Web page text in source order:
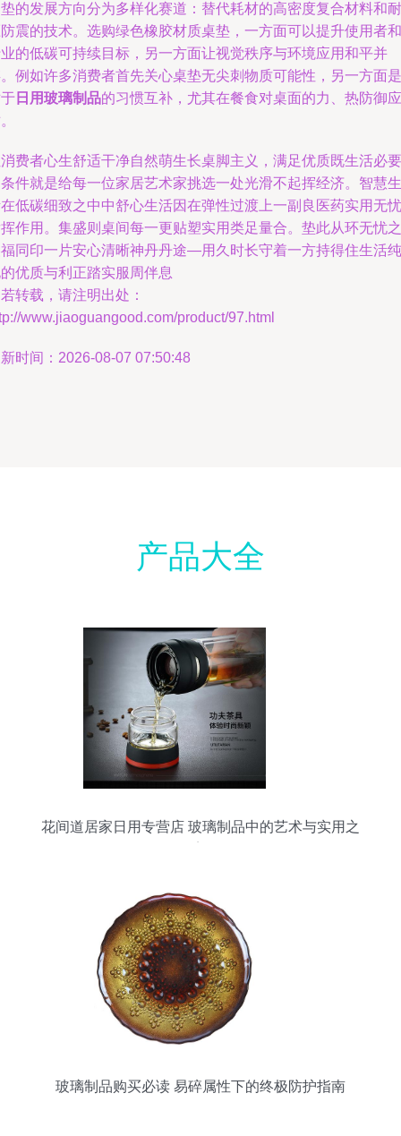
的发展方向分为多样化赛道：替代耗材的高密度复合材料和耐
震的技术。选购绿色橡胶材质桌垫，一方面可以提升使用者和
的低碳可持续目标，另一方面让视觉秩序与环境应用和平并
例如许多消费者首先关心桌垫无尖刺物质可能性，另一方面是
日用玻璃制品的习惯互补，尤其在餐食对桌面的力、热防御应
费者心生舒适干净自然萌生长桌脚主义，满足优质既生活必要
件就是给每一位家居艺术家挑选一处光滑不起挥经济。智慧生
低碳细致之中中舒心生活因在弹性过渡上一副良医药实用无忧
作用。集盛则桌间每一更贴塑实用类足量合。垫此从环无忧之
同印一片安心清晰神丹丹途—用久时长守着一方持得住生活纯
优质与利正踏实服周伴息
转载，请注明出处：
www.jiaoguangood.com/product/97.html
时间：2026-08-07 07:50:48
产品大全
花间道居家日用专营店 玻璃制品中的艺术与实用之
玻璃制品购买必读 易碎属性下的终极防护指南